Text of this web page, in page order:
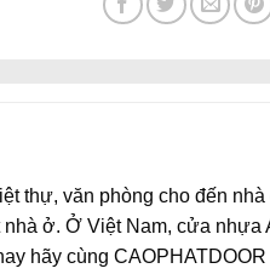
thự, văn phòng cho đến
ở. Ở Việt Nam, cửa
hãy cùng